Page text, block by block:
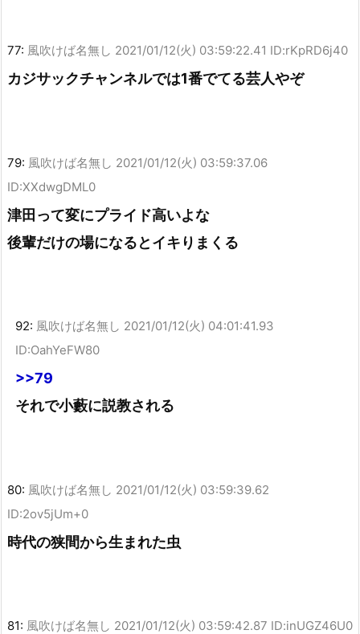
77: 風吹けば名無し 2021/01/12(火) 03:59:22.41 ID:rKpRD6j40
カジサックチャンネルでは1番でてる芸人やぞ
79: 風吹けば名無し 2021/01/12(火) 03:59:37.06
ID:XXdwgDML0
津田って変にプライド高いよな
後輩だけの場になるとイキりまくる
92: 風吹けば名無し 2021/01/12(火) 04:01:41.93
ID:OahYeFW80
>>79
それで小藪に説教される
80: 風吹けば名無し 2021/01/12(火) 03:59:39.62
ID:2ov5jUm+0
時代の狭間から生まれた虫
81: 風吹けば名無し 2021/01/12(火) 03:59:42.87 ID:inUGZ46U0